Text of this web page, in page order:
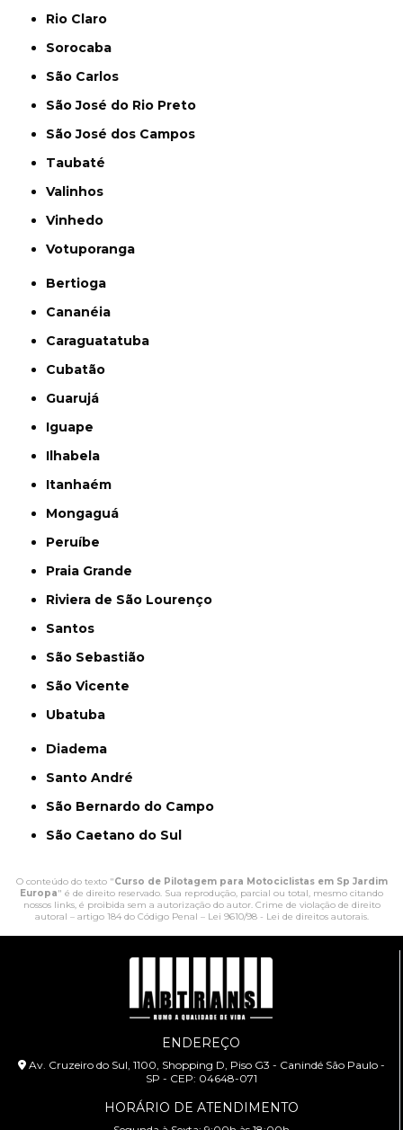
Rio Claro
Sorocaba
São Carlos
São José do Rio Preto
São José dos Campos
Taubaté
Valinhos
Vinhedo
Votuporanga
Bertioga
Cananéia
Caraguatatuba
Cubatão
Guarujá
Iguape
Ilhabela
Itanhaém
Mongaguá
Peruíbe
Praia Grande
Riviera de São Lourenço
Santos
São Sebastião
São Vicente
Ubatuba
Diadema
Santo André
São Bernardo do Campo
São Caetano do Sul
O conteúdo do texto "Curso de Pilotagem para Motociclistas em Sp Jardim
Europa" é de direito reservado. Sua reprodução, parcial ou total, mesmo citando
nossos links, é proibida sem a autorização do autor. Crime de violação de direito
autoral – artigo 184 do Código Penal – Lei 9610/98 - Lei de direitos autorais.
ENDEREÇO
Av. Cruzeiro do Sul, 1100, Shopping D, Piso G3 - Canindé São Paulo -
SP - CEP: 04648-071
HORÁRIO DE ATENDIMENTO